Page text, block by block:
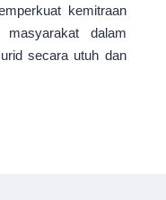
kemitraan
dalam
secara utuh dan